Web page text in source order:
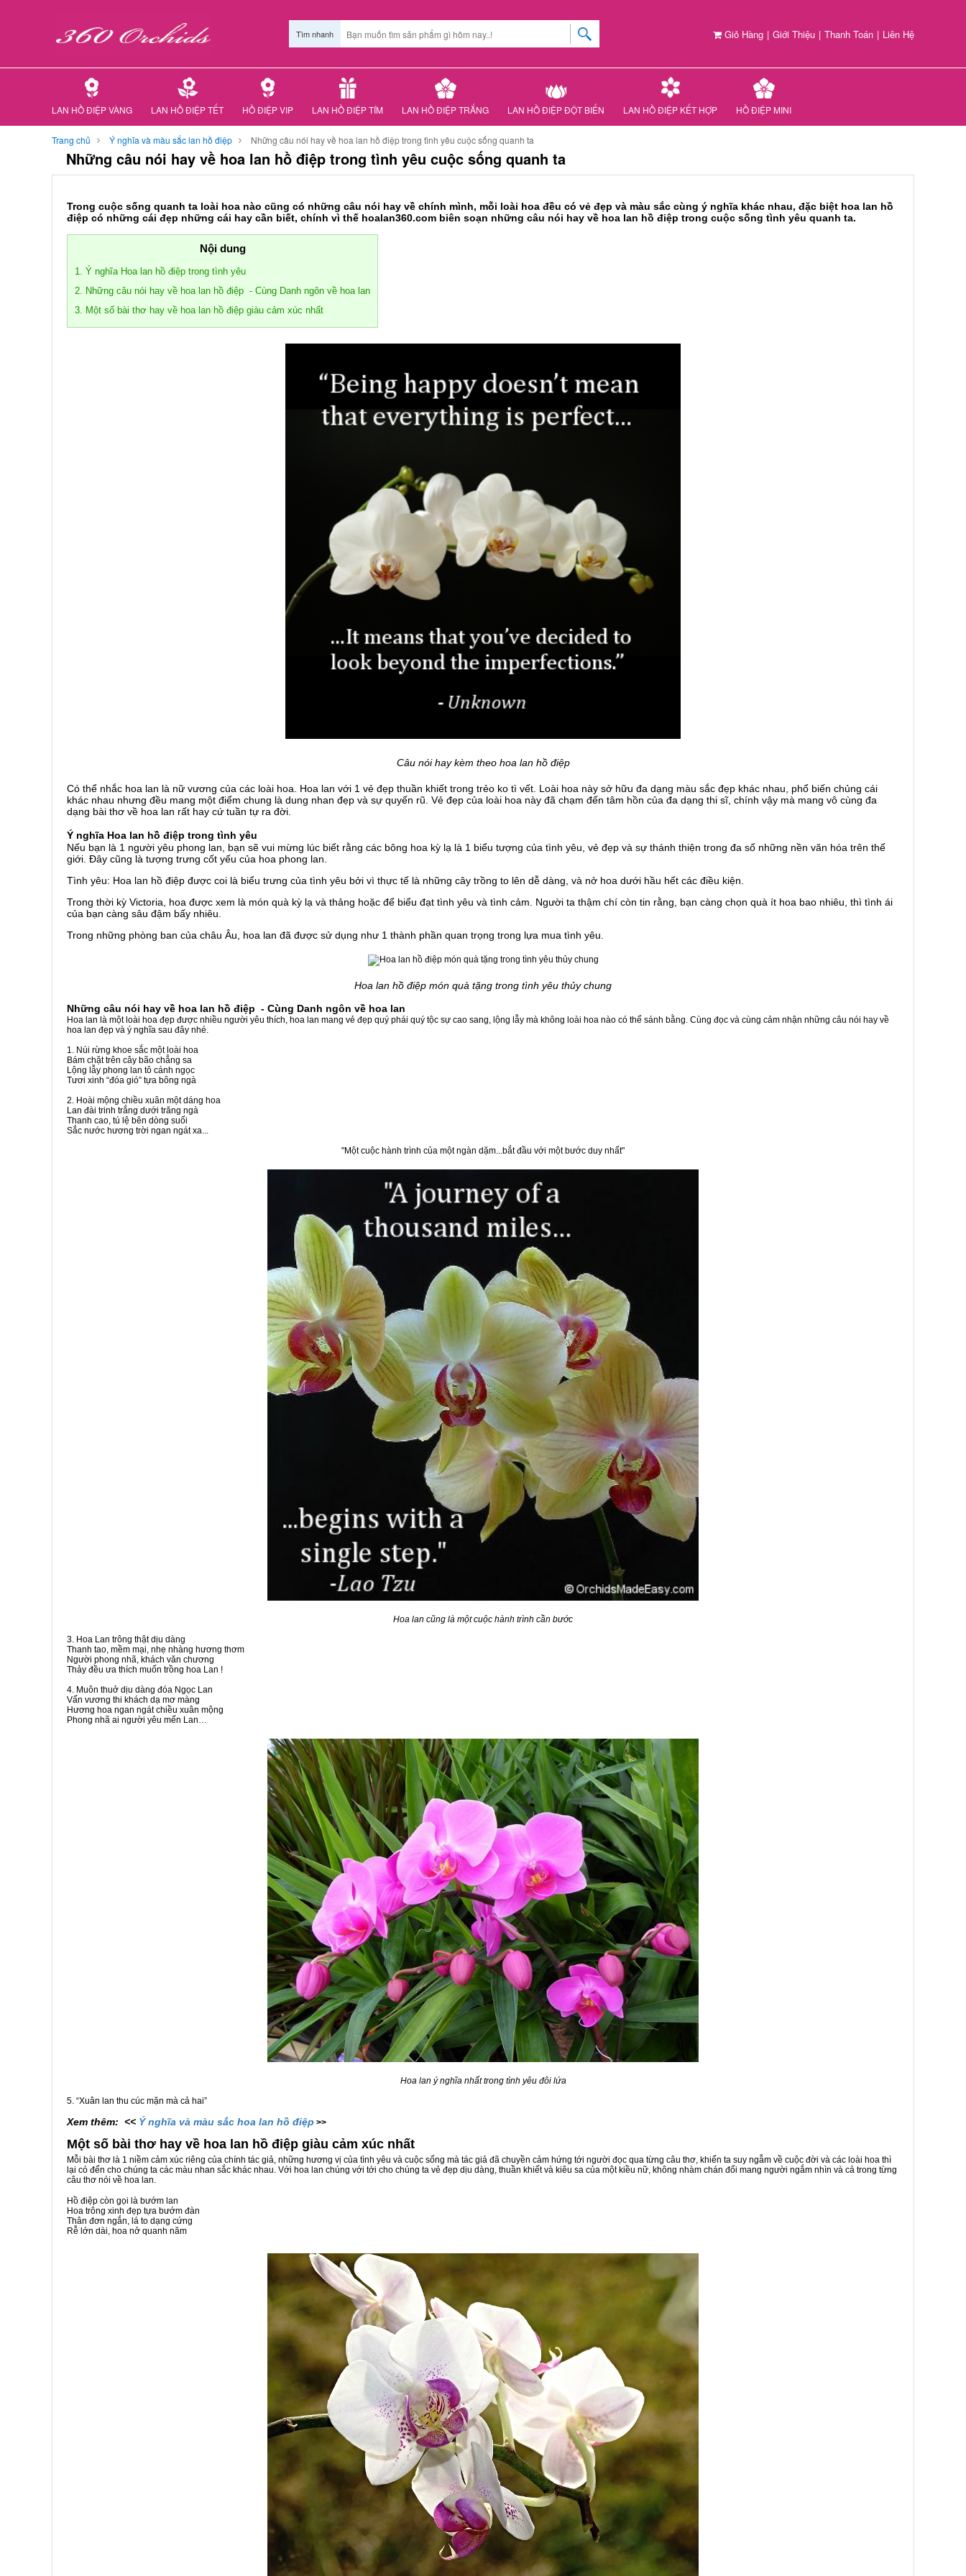
Giỏ Hàng | Giới Thiệu | Thanh Toán | Liên Hệ
Tìm nhanh
LAN HỒ ĐIỆP VÀNG LAN HỒ ĐIỆP TẾT HỒ ĐIỆP VIP LAN HỒ ĐIỆP TÍM LAN HỒ ĐIỆP TRẮNG LAN HỒ ĐIỆP ĐỘT BIẾN LAN HỒ ĐIỆP KẾT HỢP HỒ ĐIỆP MINI
Trang chủ Ý nghĩa và màu sắc lan hồ điệp Những câu nói hay về hoa lan hồ điệp trong tình yêu cuộc sống quanh ta
Những câu nói hay về hoa lan hồ điệp trong tình yêu cuộc sống quanh ta
Trong cuộc sống quanh ta loài hoa nào cũng có những câu nói hay về chính mình, mỗi loài hoa đều có vẻ đẹp và màu sắc cùng ý nghĩa khác nhau, đặc biệt hoa lan hồ
điệp có những cái đẹp những cái hay cần biết, chính vì thế hoalan360.com biên soạn những câu nói hay về hoa lan hồ điệp trong cuộc sống tình yêu quanh ta.
Nội dung
1. Ý nghĩa Hoa lan hồ điệp trong tình yêu
2. Những câu nói hay về hoa lan hồ điệp - Cùng Danh ngôn về hoa lan
3. Một số bài thơ hay về hoa lan hồ điệp giàu cảm xúc nhất
Câu nói hay kèm theo hoa lan hồ điệp
Có thể nhắc hoa lan là nữ vương của các loài hoa. Hoa lan với 1 vẻ đẹp thuần khiết trong trẻo ko tì vết. Loài hoa này sở hữu đa dạng màu sắc đẹp khác nhau, phổ biến chủng cái
khác nhau nhưng đều mang một điểm chung là dung nhan đẹp và sự quyến rũ. Vẻ đẹp của loài hoa này đã chạm đến tâm hồn của đa dạng thi sĩ, chính vậy mà mang vô cùng đa
dạng bài thơ về hoa lan rất hay cứ tuần tự ra đời.
Ý nghĩa Hoa lan hồ điệp trong tình yêu
Nếu bạn là 1 người yêu phong lan, bạn sẽ vui mừng lúc biết rằng các bông hoa kỳ lạ là 1 biểu tượng của tình yêu, vẻ đẹp và sự thánh thiện trong đa số những nền văn hóa trên thế
giới. Đây cũng là tượng trưng cốt yếu của hoa phong lan.
Tình yêu: Hoa lan hồ điệp được coi là biểu trưng của tình yêu bởi vì thực tế là những cây trồng to lên dễ dàng, và nở hoa dưới hầu hết các điều kiện.
Trong thời kỳ Victoria, hoa được xem là món quà kỳ lạ và thảng hoặc để biểu đạt tình yêu và tình cảm. Người ta thậm chí còn tin rằng, bạn càng chọn quà ít hoa bao nhiêu, thì tình ái
của bạn càng sâu đậm bấy nhiêu.
Trong những phòng ban của châu Âu, hoa lan đã được sử dụng như 1 thành phần quan trọng trong lựa mua tình yêu.
Hoa lan hồ điệp món quà tặng trong tình yêu thủy chung
Những câu nói hay về hoa lan hồ điệp - Cùng Danh ngôn về hoa lan
Hoa lan là một loài hoa đẹp được nhiều người yêu thích, hoa lan mang vẻ đẹp quý phái quý tộc sự cao sang, lộng lẫy mà không loài hoa nào có thể sánh bằng. Cùng đọc và cùng cảm nhận những câu nói hay về
hoa lan đẹp và ý nghĩa sau đây nhé.
1. Núi rừng khoe sắc một loài hoa
Bám chặt trên cây bão chẳng sa
Lộng lẫy phong lan tô cánh ngọc
Tươi xinh “đóa gió” tựa bông ngà
2. Hoài mộng chiều xuân một dáng hoa
Lan đài trinh trắng dưới trăng ngà
Thanh cao, tú lệ bên dòng suối
Sắc nước hương trời ngan ngát xa...
"Một cuộc hành trình của một ngàn dặm...bắt đầu với một bước duy nhất"
Hoa lan cũng là một cuộc hành trình cần bước
3. Hoa Lan trông thật dịu dàng
Thanh tao, mềm mại, nhẹ nhàng hương thơm
Người phong nhã, khách văn chương
Thảy đều ưa thích muốn trồng hoa Lan !
4. Muôn thuở dịu dàng đóa Ngọc Lan
Vấn vương thi khách dạ mơ màng
Hương hoa ngan ngát chiều xuân mộng
Phong nhã ai người yêu mến Lan…
Hoa lan ý nghĩa nhất trong tình yêu đôi lứa
5. “Xuân lan thu cúc mặn mà cả hai”
Xem thêm: << Ý nghĩa và màu sắc hoa lan hồ điệp >>
Một số bài thơ hay về hoa lan hồ điệp giàu cảm xúc nhất
Mỗi bài thơ là 1 niềm cảm xúc riêng của chính tác giả, những hương vị của tình yêu và cuộc sống mà tác giả đã chuyền cảm hứng tới người đọc qua từng câu thơ, khiến ta suy ngẫm về cuộc đời và các loài hoa thì
lại có đến cho chúng ta các màu nhan sắc khác nhau. Với hoa lan chúng với tới cho chúng ta vẻ đẹp dịu dàng, thuần khiết và kiêu sa của một kiều nữ, không nhàm chán đối mang người ngắm nhìn và cả trong từng
câu thơ nói về hoa lan.
Hồ điệp còn gọi là bướm lan
Hoa trông xinh đẹp tựa bướm đàn
Thân đơn ngắn, lá to dạng cứng
Rễ lớn dài, hoa nở quanh năm